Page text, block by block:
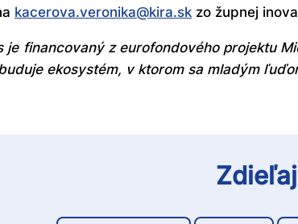
kacerova.veronika@kira.sk zo župnej
je financovaný z eurofondového projektu
ekosystém, v ktorom sa mladým